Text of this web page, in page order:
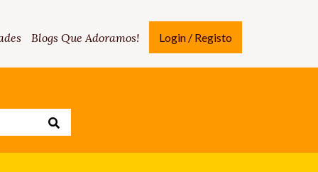
Blogs Que Adoramos! Login / Registo